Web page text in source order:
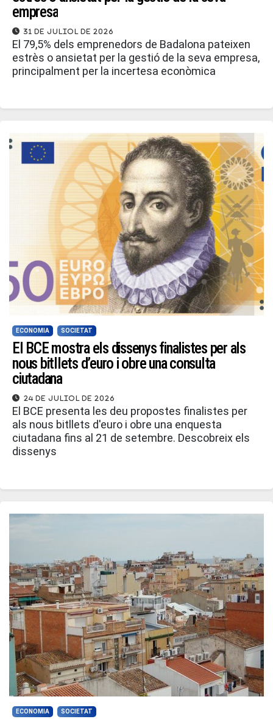
empresa
31 de juliol de 2026
El 79,5% dels emprenedors de Badalona pateixen
estrès o ansietat per la gestió de la seva empresa,
principalment per la incertesa econòmica
ECONOMIA SOCIETAT
El BCE mostra els dissenys finalistes per als
nous bitllets d’euro i obre una consulta
ciutadana
24 de juliol de 2026
El BCE presenta les deu propostes finalistes per
als nous bitllets d'euro i obre una enquesta
ciutadana fins al 21 de setembre. Descobreix els
dissenys
ECONOMIA SOCIETAT